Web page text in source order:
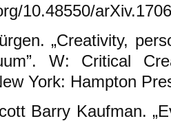
10.48550/
„Creativity,
W: Critical
York: Hampton
Barry Kaufman.